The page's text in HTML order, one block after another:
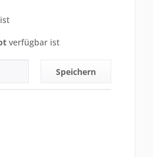
verfügbar ist
Speichern